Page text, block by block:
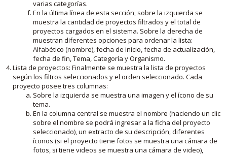
varias categorías.
En la última línea de esta sección, sobre la izquierda se
muestra la cantidad de proyectos filtrados y el total de
proyectos cargados en el sistema. Sobre la derecha de
muestran diferentes opciones para ordenar la lista:
Alfabético (nombre), fecha de inicio, fecha de actualización,
fecha de fin, Tema, Categoría y Organismo.
Lista de proyectos: Finalmente se muestra la lista de proyectos
según los filtros seleccionados y el orden seleccionado. Cada
proyecto posee tres columnas:
Sobre la izquierda se muestra una imagen y el ícono de su
tema.
En la columna central se muestra el nombre (haciendo un clic
sobre el nombre se podrá ingresar a la ficha del proyecto
seleccionado), un extracto de su descripción, diferentes
íconos (si el proyecto tiene fotos se muestra una cámara de
fotos, si tiene videos se muestra una cámara de video),